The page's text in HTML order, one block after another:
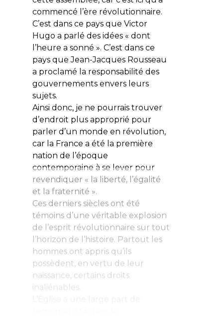
commencé l’ère révolutionnaire.
C’est dans ce pays que Victor
Hugo a parlé des idées « dont
l’heure a sonné ». C’est dans ce
pays que Jean-Jacques Rousseau
a proclamé la responsabilité des
gouvernements envers leurs
sujets.
Ainsi donc, je ne pourrais trouver
d’endroit plus approprié pour
parler d’un monde en révolution,
car la France a été la première
nation de l’époque
contemporaine à se lever pour
revendiquer « la liberté, l’égalité
et la fraternité ».
Ces derniers siècles ont été
témoins d’une véritable explosion
de l’esprit révolutionnaire sur tout
l’horizon de l’histoire. Partout les
hommes ont appris qu’ils
possèdent, en vertu de leur
naissance, certains droits
inaliénables.